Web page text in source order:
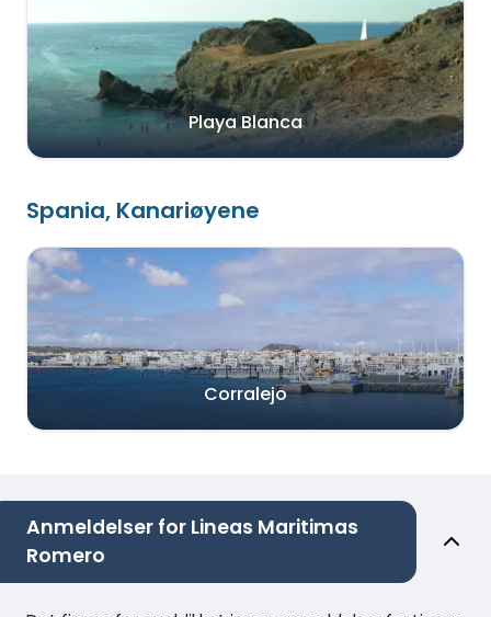
Playa Blanca
Spania, Kanariøyene
Corralejo
Anmeldelser for Lineas Maritimas
Romero